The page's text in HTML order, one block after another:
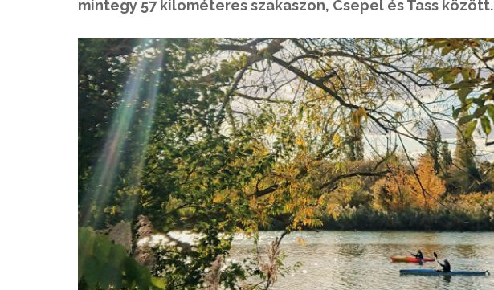
mintegy 57 kilométeres szakaszon, Csepel és Tass között.